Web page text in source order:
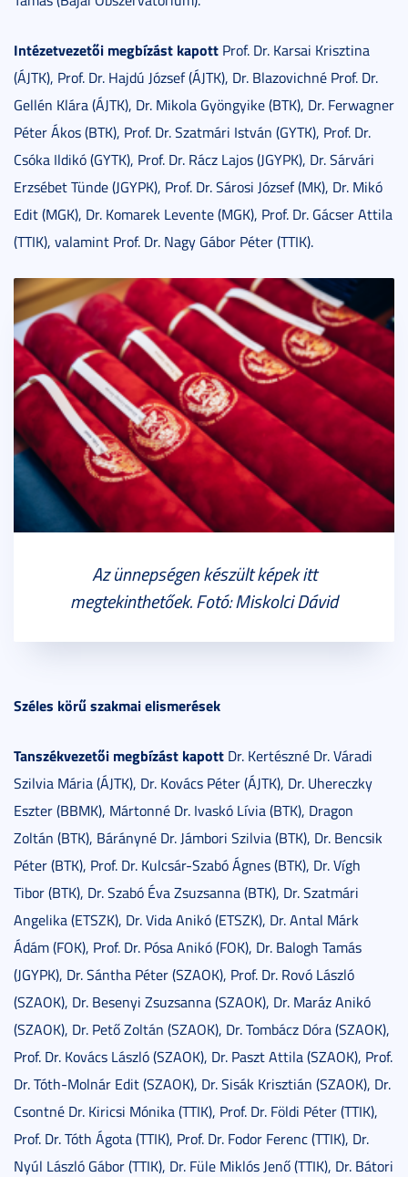
Intézetvezetői megbízást kapott Prof. Dr. Karsai Krisztina
(ÁJTK), Prof. Dr. Hajdú József (ÁJTK), Dr. Blazovichné Prof. Dr.
Gellén Klára (ÁJTK), Dr. Mikola Gyöngyike (BTK), Dr. Ferwagner
Péter Ákos (BTK), Prof. Dr. Szatmári István (GYTK), Prof. Dr.
Csóka Ildikó (GYTK), Prof. Dr. Rácz Lajos (JGYPK), Dr. Sárvári
Erzsébet Tünde (JGYPK), Prof. Dr. Sárosi József (MK), Dr. Mikó
Edit (MGK), Dr. Komarek Levente (MGK), Prof. Dr. Gácser Attila
(TTIK), valamint Prof. Dr. Nagy Gábor Péter (TTIK).
Az ünnepségen készült képek itt
megtekinthetőek. Fotó: Miskolci Dávid
Széles körű szakmai elismerések
Tanszékvezetői megbízást kapott Dr. Kertészné Dr. Váradi
Szilvia Mária (ÁJTK), Dr. Kovács Péter (ÁJTK), Dr. Uhereczky
Eszter (BBMK), Mártonné Dr. Ivaskó Lívia (BTK), Dragon
Zoltán (BTK), Bárányné Dr. Jámbori Szilvia (BTK), Dr. Bencsik
Péter (BTK), Prof. Dr. Kulcsár-Szabó Ágnes (BTK), Dr. Vígh
Tibor (BTK), Dr. Szabó Éva Zsuzsanna (BTK), Dr. Szatmári
Angelika (ETSZK), Dr. Vida Anikó (ETSZK), Dr. Antal Márk
Ádám (FOK), Prof. Dr. Pósa Anikó (FOK), Dr. Balogh Tamás
(JGYPK), Dr. Sántha Péter (SZAOK), Prof. Dr. Rovó László
(SZAOK), Dr. Besenyi Zsuzsanna (SZAOK), Dr. Maráz Anikó
(SZAOK), Dr. Pető Zoltán (SZAOK), Dr. Tombácz Dóra (SZAOK),
Prof. Dr. Kovács László (SZAOK), Dr. Paszt Attila (SZAOK), Prof.
Dr. Tóth-Molnár Edit (SZAOK), Dr. Sisák Krisztián (SZAOK), Dr.
Csontné Dr. Kiricsi Mónika (TTIK), Prof. Dr. Földi Péter (TTIK),
Prof. Dr. Tóth Ágota (TTIK), Prof. Dr. Fodor Ferenc (TTIK), Dr.
Nyúl László Gábor (TTIK), Dr. Füle Miklós Jenő (TTIK), Dr. Bátori